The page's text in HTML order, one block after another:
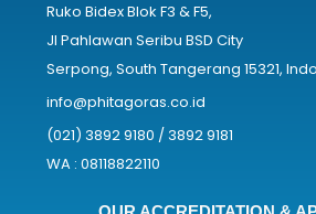
Ruko Bidex Blok F3 & F5,
Jl Pahlawan Seribu BSD City
Serpong, South Tangerang 15321,
info@phitagoras.co.id
(021) 3892 9180 / 3892 9181
WA : 08118822110